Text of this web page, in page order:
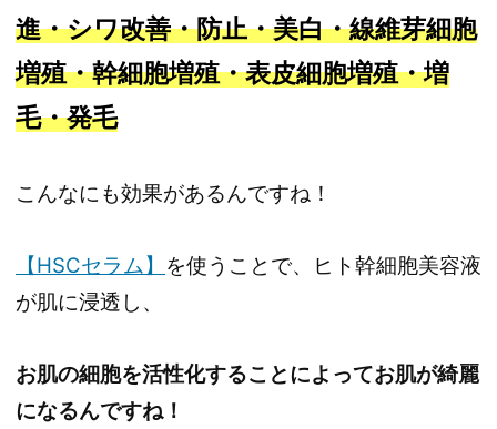
進・シワ改善・防止・美白・線維芽細胞
増殖・幹細胞増殖・表皮細胞増殖・増
毛・発毛
こんなにも効果があるんですね！
【HSCセラム】 を使うことで、ヒト幹細胞美容液
が肌に浸透し、
お肌の細胞を活性化することによってお肌が綺麗
になるんですね！